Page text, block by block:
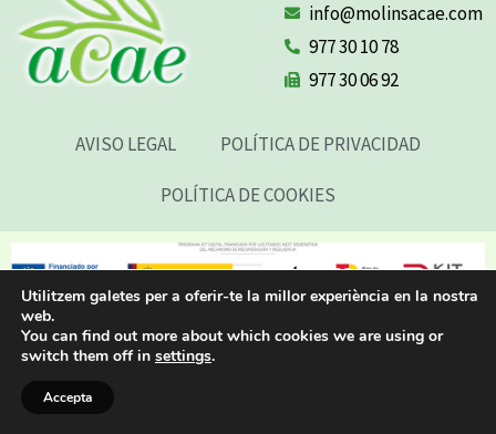
info@molinsacae.com
977 30 10 78
977 30 06 92
AVISO LEGAL POLÍTICA DE PRIVACIDAD
POLÍTICA DE COOKIES
Utilitzem galetes per a oferir-te la millor experiència en la nostra
web.
You can find out more about which cookies we are using or
switch them off in settings.
Accepta